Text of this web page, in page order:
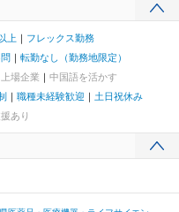
上
フレックス勤務
転勤なし（勤務地限定）
上場企業
中国語を活かす
職種未経験歓迎
土日祝休み
あり